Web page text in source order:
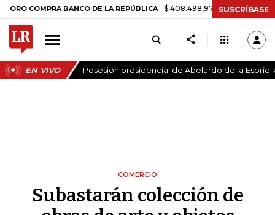
BANCO DE LA REPÚBLICA $ 408.498,97 +$ 8.753,81 +2,19%
SUSCRÍBASE
EN VIVO Posesión presidencial de Abelardo de la
COMERCIO
Subastarán colección de